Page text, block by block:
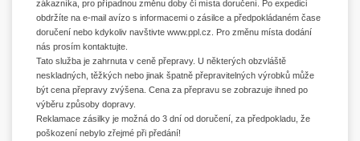
zákazníka, pro případnou změnu doby či místa doručení. Po expedici
obdržíte na e-mail avízo s informacemi o zásilce a předpokládaném čase
doručení nebo kdykoliv navštivte www.ppl.cz . Pro změnu místa dodání
nás prosím kontaktujte.
Tato služba je zahrnuta v ceně přepravy. U některých obzvláště
neskladných, těžkých nebo jinak špatně přepravitelných výrobků může
být cena přepravy zvýšena. Cena za přepravu se zobrazuje ihned po
výběru způsoby dopravy.
Reklamace zásilky je možná do 3 dní od doručení, za předpokladu, že
poškození nebylo zřejmé při předání!